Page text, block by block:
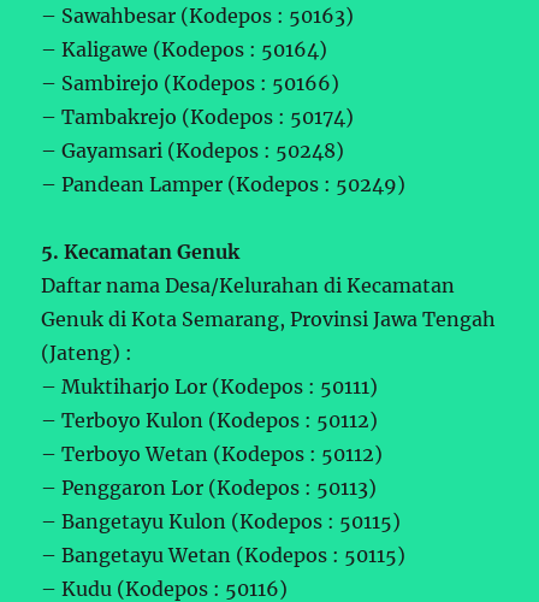
– Sawahbesar (Kodepos : 50163)
– Kaligawe (Kodepos : 50164)
– Sambirejo (Kodepos : 50166)
– Tambakrejo (Kodepos : 50174)
– Gayamsari (Kodepos : 50248)
– Pandean Lamper (Kodepos : 50249)
5. Kecamatan Genuk
Daftar nama Desa/Kelurahan di Kecamatan
Genuk di Kota Semarang, Provinsi Jawa Tengah
(Jateng) :
– Muktiharjo Lor (Kodepos : 50111)
– Terboyo Kulon (Kodepos : 50112)
– Terboyo Wetan (Kodepos : 50112)
– Penggaron Lor (Kodepos : 50113)
– Bangetayu Kulon (Kodepos : 50115)
– Bangetayu Wetan (Kodepos : 50115)
– Kudu (Kodepos : 50116)